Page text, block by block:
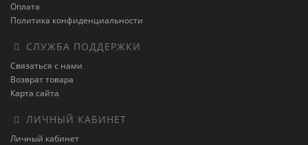
Оплата
Политика конфиденциальности
СЛУЖБА ПОДДЕРЖКИ
Связаться с нами
Возврат товара
Карта сайта
ЛИЧНЫЙ КАБИНЕТ
Личный кабинет